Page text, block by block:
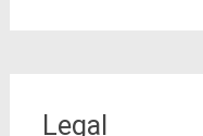
Legal